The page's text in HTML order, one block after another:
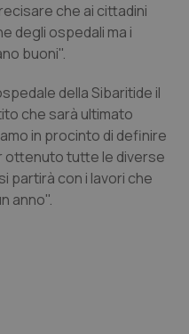
Bolzano
Trento
Ulcerosa
neurodegenerative
che ai cittadini
degli ospedali ma i
buoni".
della Sibaritide il
che sarà ultimato
in procinto di definire
ottenuto tutte le diverse
partirà con i lavori che
anno".